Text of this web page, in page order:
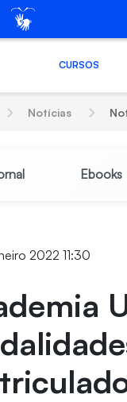
CURSOS
Notícias
Ebooks
2022 11:30